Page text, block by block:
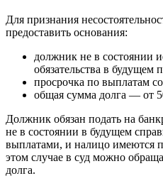
Для признания
предоставить основания:
должник не в состоянии
обязательства в
просрочка по выплатам
общая сумма долга — от
Должник обязан подать на
не в состоянии в будущем
выплатами, и налицо имеются
этом случае в суд можно
долга.